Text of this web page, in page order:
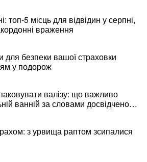
топ-5 місць для відвідин у серпні,
враження
для безпеки вашої страховки
у подорож
валізу: що важливо
ванній за словами досвідченої
з урвища раптом зсипалися